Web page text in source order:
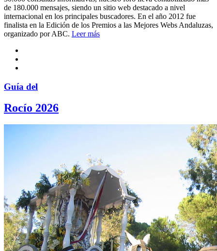
de 180.000 mensajes, siendo un sitio web destacado a nivel
internacional en los principales buscadores. En el año 2012 fue
finalista en la Edición de los Premios a las Mejores Webs Andaluzas,
organizado por ABC. Leer más
Guía del
Rocío 2026